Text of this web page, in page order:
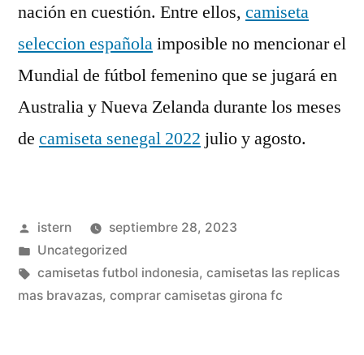
nación en cuestión. Entre ellos, camiseta
seleccion españolaimposible no mencionar el
Mundial de fútbol femenino que se jugará en
Australia y Nueva Zelanda durante los meses
de camiseta senegal 2022 julio y agosto.
Publicado
por
istern
septiembre 28, 2023
Publicado
en
Uncategorized
Etiquetas:
camisetas futbol indonesia, camisetas las replicas
mas bravazas, comprar camisetas girona fc